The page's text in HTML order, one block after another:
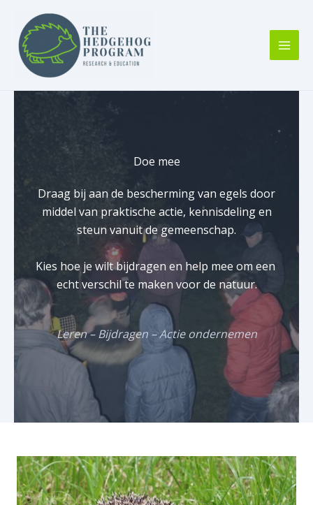
naar
inhoud
Doe mee
Draag bij aan de bescherming van egels door
middel van praktische actie, kennisdeling en
steun vanuit de gemeenschap.
Kies hoe je wilt bijdragen en help mee om een ​​
echt verschil te maken voor de natuur.
Leren – Bijdragen – Actie ondernemen